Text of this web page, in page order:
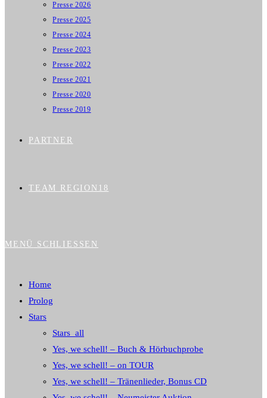
Presse 2026
Presse 2025
Presse 2024
Presse 2023
Presse 2022
Presse 2021
Presse 2020
Presse 2019
PARTNER
TEAM REGION18
MENÜ SCHLIESSEN
Home
Prolog
Stars
Stars_all
Yes, we schell! – Buch & Hörbuchprobe
Yes, we schell! – on TOUR
Yes, we schell! – Tränenlieder, Bonus CD